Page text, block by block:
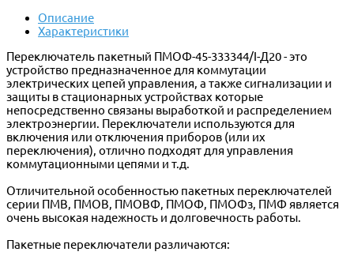
Описание
Характеристики
Переключатель пакетный ПМОФ-45-333344/I-Д20 - это
устройство предназначенное для коммутации
электрических цепей управления, а также сигнализации и
защиты в стационарных устройствах которые
непосредственно связаны выработкой и распределением
электроэнергии. Переключатели используются для
включения или отключения приборов (или их
переключения), отлично подходят для управления
коммутационными цепями и т.д.
Отличительной особенностью пакетных переключателей
серии ПМВ, ПМОВ, ПМОВФ, ПМОФ, ПМОФз, ПМФ является
очень высокая надежность и долговечность работы.
Пакетные переключатели различаются: